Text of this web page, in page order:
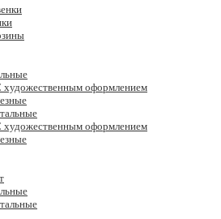
художественным оформлением
художественным оформлением